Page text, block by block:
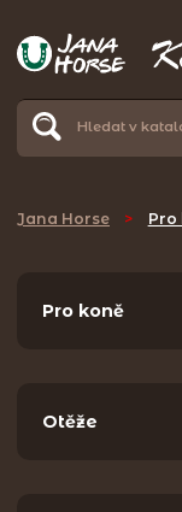
Jana Horse > Pro
Pro koně
Otěže